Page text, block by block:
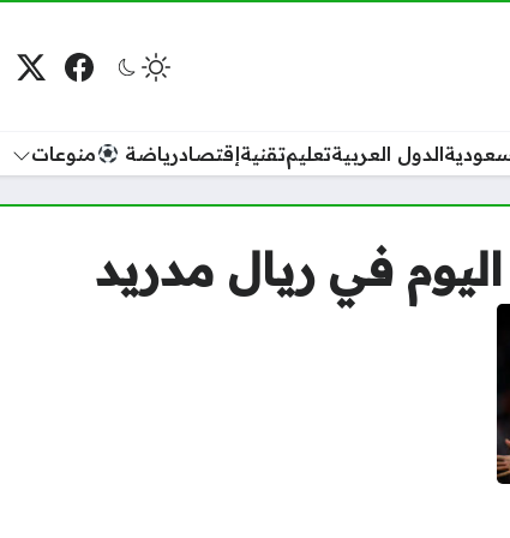
فيسبوك
الدول العربيةتعليمتقنيةإقتصادرياضة منوعات
في ريال مدريد